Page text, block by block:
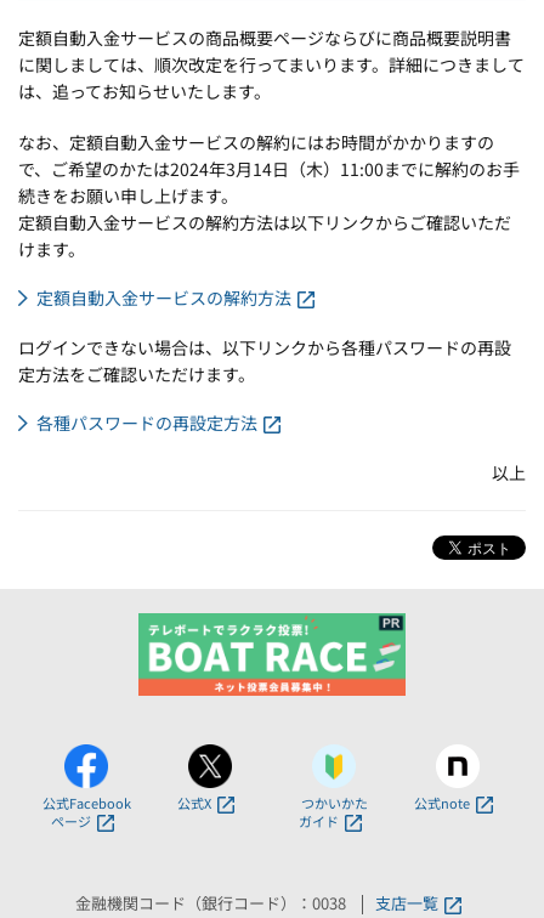
定額自動入金サービスの商品概要ページならびに商品概要説明書
に関しましては、順次改定を行ってまいります。詳細につきまして
は、追ってお知らせいたします。
なお、定額自動入金サービスの解約にはお時間がかかりますの
で、ご希望のかたは2024年3月14日（木）11:00までに解約のお手
続きをお願い申し上げます。
定額自動入金サービスの解約方法は以下リンクからご確認いただ
けます。
定額自動入金サービスの解約方法
ログインできない場合は、以下リンクから各種パスワードの再設
定方法をご確認いただけます。
各種パスワードの再設定方法
以上
公式Facebook
ページ
公式X
つかいかた
ガイド
公式note
金融機関コード（銀行コード）：0038 支店一覧